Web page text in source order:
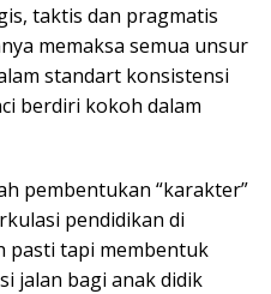
taktis dan pragmatis
memaksa semua unsur
standart konsistensi
berdiri kokoh dalam
pembentukan “karakter”
pendidikan di
pasti tapi membentuk
jalan bagi anak didik